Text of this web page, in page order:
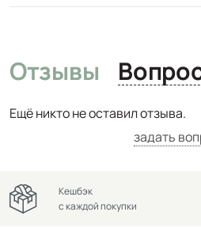
Отзывы
Ещё никто не оставил отзыва.
задать
Кешбэк
с каждой покупки